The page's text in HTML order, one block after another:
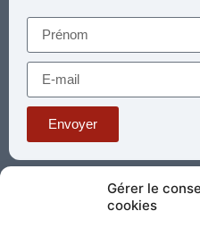
Gérer le
cookies
Envoyer
Téléphone : 03 85 81